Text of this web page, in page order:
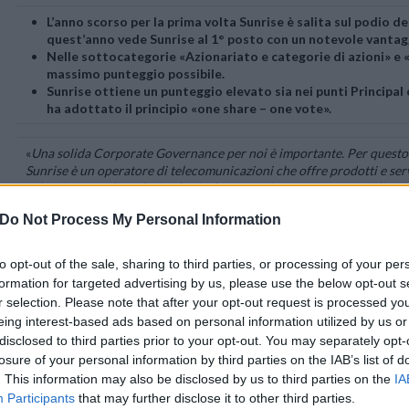
Do Not Process My Personal Information
opt-out of the sale, sharing to third parties, or processing of your
for targeted advertising by us, please use the below opt-out
selection. Please note that after your opt-out request is processed
interest-based ads based on personal information utilized by us
to third parties prior to your opt-out. You may separately
of your personal information by third parties on the IAB’s list of
This information may also be disclosed by us to third parties on the
Participants that may further disclose it to other third parties.
L’anno scorso per la prima volta Sunrise è salita sul podio
quest’anno vede Sunrise al 1° posto con un notevole
Nelle sottocategorie «Azionariato e categorie di azioni»
massimo punteggio possibile.
Sunrise ottiene un punteggio elevato sia nei punti
ha adottato il principio «one share – one vote».
«Una solida Corporate Governance per noi è importante. Per
Sunrise è un operatore di telecomunicazioni che offre prodotti e
solo: siamo anche un’azienda che lavora seriamente in termini di
azionisti forti diritti di partecipazione e prevenendo potenziali
Peter Kurer, presidente del Consiglio d’amministrazione di Sunrise.
È già la decima volta che Inrate AG conduce il suo zRating. Lo
base dei rapporti di gestione 2017 e delle assemblee generali
statuti già nell’anno dell’approvazione da parte dell’Assemblea
IlzRatingvaluta 59 criteri nelle categorie «Azionariato e struttura
«Composizione del Consiglio d’amministrazione (CA)/Comitato
remunerazione e partecipazione CA/CD», ponderati con un